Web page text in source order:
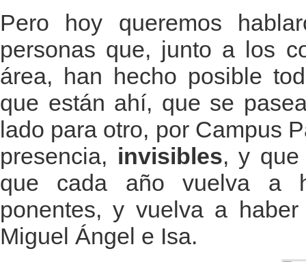
Pero hoy queremos
personas que, junto a los
área, han hecho posible
que están ahí, que se
lado para otro, por Campus
presencia, invisibles, y
que cada año vuelva a
ponentes, y vuelva a
Miguel Ángel e Isa.